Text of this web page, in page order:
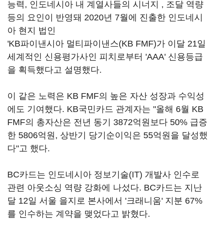
능력, 인도네시아 내 계열사들의 시너지 , 조달 역량
등의 요인이 반영돼 2020년 7월에 진출한 인도네시
아 현지 법인
'KB파이낸시아 멀티파이낸스(KB FMF)가 이달 21일
세계적인 신용평가사인 피치로부터 'AAA' 신용등급
을 획득했다고 설명했다.
이 같은 노력은 KB FMF의 높은 자산 성장과 수익성
에도 기여했다. KB국민카드 관계자는 "올해 6월 KB
FMF의 총자산은 전년 동기 3872억원보다 50% 급증
한 5806억원, 상반기 당기순이익은 55억원을 달성했
다"고 했다.
BC카드는 인도네시아 정보기술(IT) 개발사 인수로
관련 아웃소싱 역량 강화에 나섰다. BC카드는 지난
달 12일 서울 을지로 본사에서 '크래니움' 지분 67%
를 인수하는 계약을 맺었다고 밝혔다.